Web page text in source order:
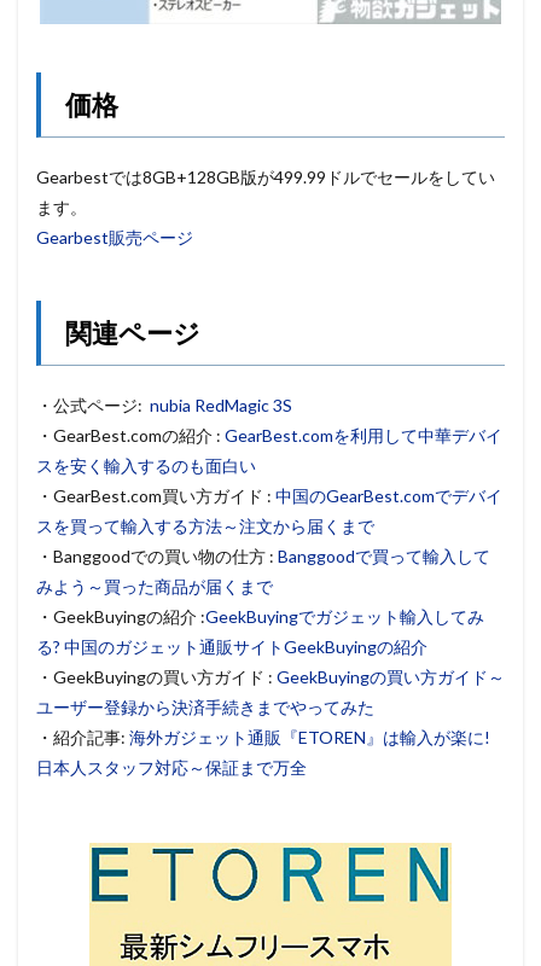
価格
Gearbestでは8GB+128GB版が499.99ドルでセールをしてい
ます。
Gearbest販売ページ
関連ページ
・公式ページ: nubia RedMagic 3S
・GearBest.comの紹介 : GearBest.comを利用して中華デバイ
スを安く輸入するのも面白い
・GearBest.com買い方ガイド : 中国のGearBest.comでデバイ
スを買って輸入する方法～注文から届くまで
・Banggoodでの買い物の仕方 : Banggoodで買って輸入して
みよう～買った商品が届くまで
・GeekBuyingの紹介 :GeekBuyingでガジェット輸入してみ
る? 中国のガジェット通販サイトGeekBuyingの紹介
・GeekBuyingの買い方ガイド : GeekBuyingの買い方ガイド～
ユーザー登録から決済手続きまでやってみた
・紹介記事: 海外ガジェット通販『ETOREN』は輸入が楽に!
日本人スタッフ対応～保証まで万全